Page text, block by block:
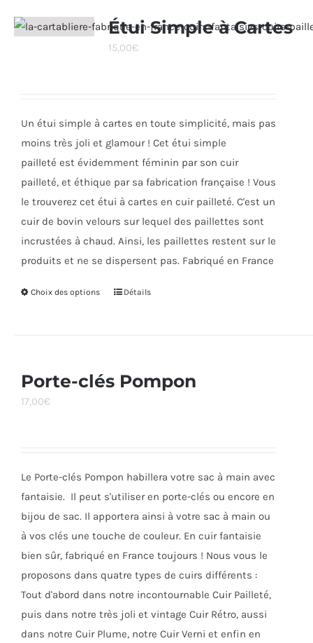
Les
sur
la
page
du
produit
Étui Simple à Cartes
15,00€
Un étui simple à cartes en toute simplicité, mais pas
moins très joli et glamour ! Cet étui simple
pailleté est évidemment féminin par son cuir
pailleté, et éthique par sa fabrication française ! Vous
le trouverez cet étui à cartes en cuir pailleté. C'est un
cuir de bovin velours sur lequel des paillettes sont
incrustées à chaud. Ainsi, les paillettes restent sur le
produits et ne se dispersent pas. Fabriqué en France
Choix des options
Ce
variations.
Les
choisies
sur
page
Détails
Porte-clés Pompon
17,00€
Le Porte-clés Pompon habillera votre sac à main avec
fantaisie. Il peut s'utiliser en porte-clés ou encore en
bijou de sac. Il apportera ainsi à votre sac à main ou
à vos clés une touche de couleur. En cuir fantaisie
bien sûr, fabriqué en France toujours ! Nous vous le
proposons dans quatre types de cuirs différents :
Tout d'abord dans notre incontournable Cuir Pailleté,
puis dans notre très joli et vintage Cuir Rétro, aussi
dans notre Cuir Plume, notre Cuir Verni et enfin en